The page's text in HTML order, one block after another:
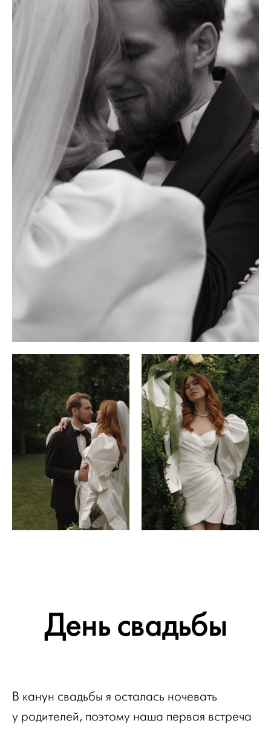
День свадьбы
В канун свадьбы я осталась ночевать
у родителей, поэтому наша первая встреча